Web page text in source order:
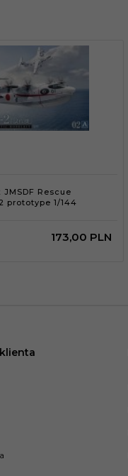
Rescue
prototype 1/144
173,00 PLN